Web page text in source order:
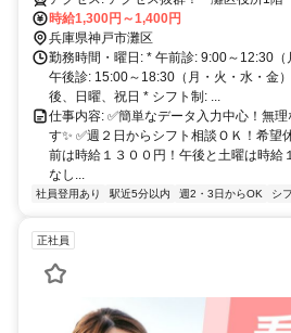
ス停すぐ * 六甲道南公園東隣 * JR六甲道
家駅より徒歩約5分 * 阪急六甲駅より徒歩
時給1,300円～1,400円
兵庫県神戸市灘区
勤務時間・曜日: * 午前診: 9:00～12:30
午後診: 15:00～18:30（月・火・水・金
後、日曜、祝日 * シフト制: ...
仕事内容: ✅簡単なデータ入力中心！無
す✨ ✅週２日からシフト相談ＯＫ！希望
前は時給１３００円！午後と土曜は時給
なし...
社員登用あり 駅近5分以内 週2・3日からOK シ
正社員